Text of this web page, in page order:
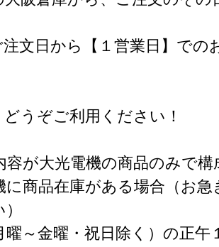
文日から【１営業日】での
うぞご利用ください！
が大光電機の商品のみで構
商品在庫がある場合（お急
～金曜・祝日除く）の正午